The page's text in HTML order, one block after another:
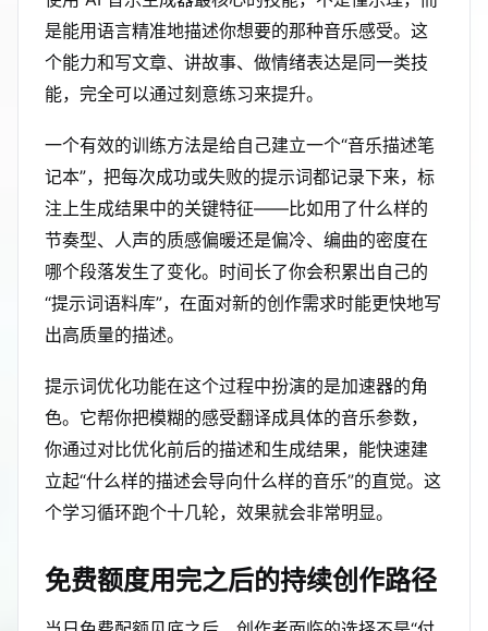
是能用语言精准地描述你想要的那种音乐感受。这
个能力和写文章、讲故事、做情绪表达是同一类技
能，完全可以通过刻意练习来提升。
一个有效的训练方法是给自己建立一个“音乐描述笔
记本”，把每次成功或失败的提示词都记录下来，标
注上生成结果中的关键特征——比如用了什么样的
节奏型、人声的质感偏暖还是偏冷、编曲的密度在
哪个段落发生了变化。时间长了你会积累出自己的
“提示词语料库”，在面对新的创作需求时能更快地写
出高质量的描述。
提示词优化功能在这个过程中扮演的是加速器的角
色。它帮你把模糊的感受翻译成具体的音乐参数，
你通过对比优化前后的描述和生成结果，能快速建
立起“什么样的描述会导向什么样的音乐”的直觉。这
个学习循环跑个十几轮，效果就会非常明显。
免费额度用完之后的持续创作路径